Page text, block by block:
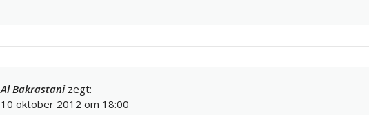
Al Bakrastani zegt:
10 oktober 2012 om 18:00